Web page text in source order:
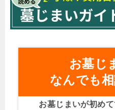
お墓じ
なんでも
お墓じまいが初め